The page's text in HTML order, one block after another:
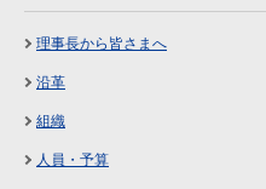
理事長から皆さまへ
沿革
組織
人員・予算